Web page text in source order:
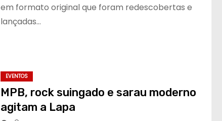
em formato original que foram redescobertas e
lançadas…
EVENTOS
MPB, rock suingado e sarau moderno
agitam a Lapa